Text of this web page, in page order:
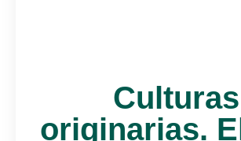
Culturas
originarias.